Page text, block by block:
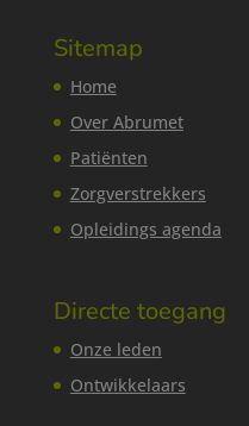
Sitemap
Home
Over Abrumet
Patiënten
Zorgverstrekkers
Opleidings agenda
Directe toegang
Onze leden
Ontwikkelaars